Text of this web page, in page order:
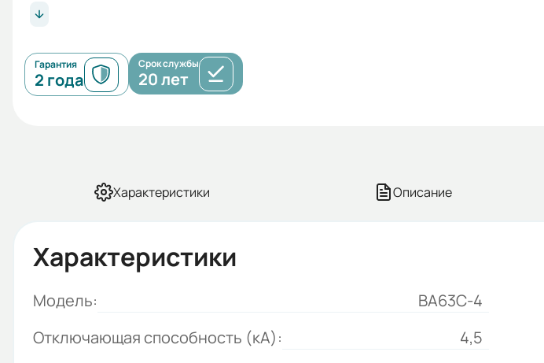
Гарантия
2 года
Срок службы
20 лет
Характеристики Описание
Характеристики
Модель: ВА63C-4
Отключающая способность (кА):
4,5